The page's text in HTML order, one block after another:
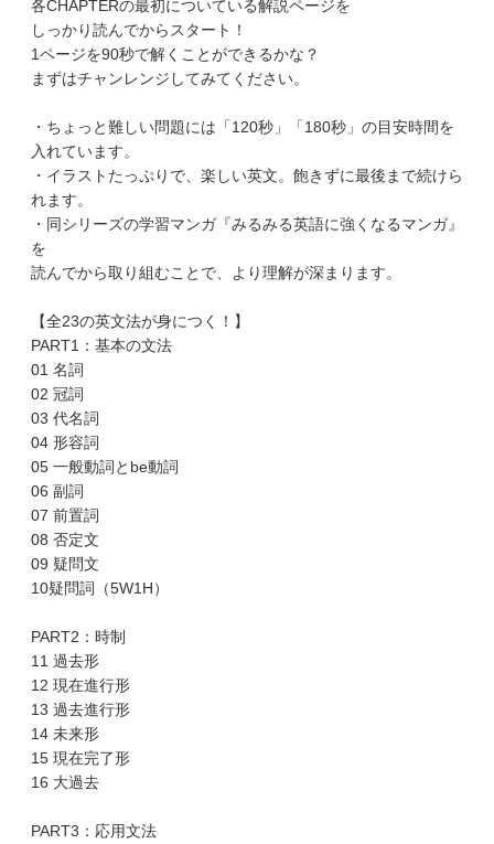
各CHAPTERの最初についている解説ページを
しっかり読んでからスタート！
1ページを90秒で解くことができるかな？
まずはチャンレンジしてみてください。
・ちょっと難しい問題には「120秒」「180秒」の目安時間を
入れています。
・イラストたっぷりで、楽しい英文。飽きずに最後まで続けら
れます。
・同シリーズの学習マンガ『みるみる英語に強くなるマンガ』
を
読んでから取り組むことで、より理解が深まります。
【全23の英文法が身につく！】
PART1：基本の文法
01 名詞
02 冠詞
03 代名詞
04 形容詞
05 一般動詞とbe動詞
06 副詞
07 前置詞
08 否定文
09 疑問文
10疑問詞（5W1H）
PART2：時制
11 過去形
12 現在進行形
13 過去進行形
14 未来形
15 現在完了形
16 大過去
PART3：応用文法